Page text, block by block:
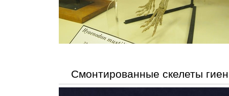
Смонтированные скелеты